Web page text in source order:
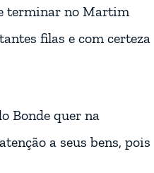
terminar no Martim
filas e com certeza
Bonde quer na
a seus bens, pois